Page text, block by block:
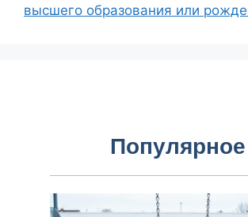
высшего образования или
Популярное